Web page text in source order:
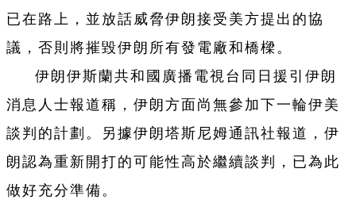
已在路上，並放話威脅伊朗接受美方提出的協
議，否則將摧毀伊朗所有發電廠和橋樑。
伊朗伊斯蘭共和國廣播電視台同日援引伊朗
消息人士報道稱，伊朗方面尚無參加下一輪伊美
談判的計劃。另據伊朗塔斯尼姆通訊社報道，伊
朗認為重新開打的可能性高於繼續談判，已為此
做好充分準備。